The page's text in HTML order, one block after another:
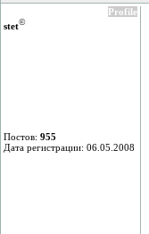
Profile
stet©
Постов: 955
Дата регистрации: 06.05.2008